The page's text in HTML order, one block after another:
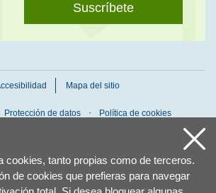
cookies, tanto propias como de terceros.
de cookies que prefieras para navegar
Suscríbete
Mapa del sitio
Protección de datos Política de cookies